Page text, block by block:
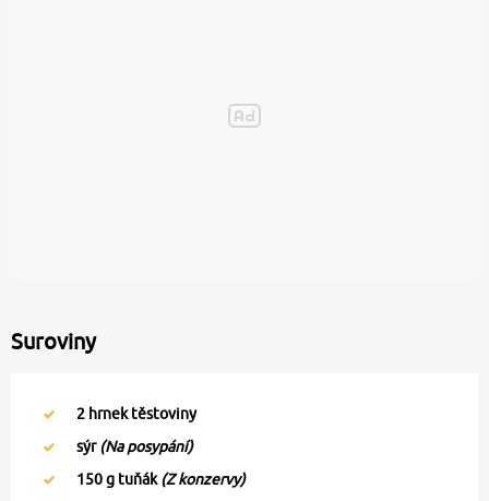
Suroviny
2 hrnek těstoviny
sýr(Na posypání)
150g tuňák(Z konzervy)